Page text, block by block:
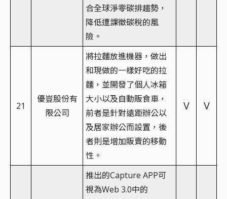
合全球淨零碳排趨勢，
降低遭課徵碳稅的風
險。
21
優豈股份有
限公司
將拉麵放進機器，做出
和現做的一樣好吃的拉
麵，並開發了個人冰箱
大小以及自動販食車，
前者是針對遠距辦公以
及居家辦公而設置，後
者則是增加販賣的移動
性。
V V
推出的Capture APP可
視為Web 3.0中的